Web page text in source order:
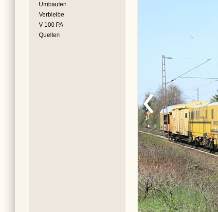
Umbauten
Verbleibe
V 100 PA
Quellen